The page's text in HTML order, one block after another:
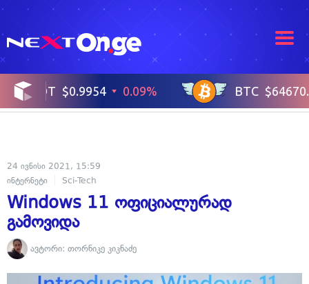
24 ივნისი 2021, 15:59
ინტერნეტი
Sci-Tech
Windows 11 ოფიციალურად
გამოვიდა
ავტორი: თორნიკე კიკნაძე